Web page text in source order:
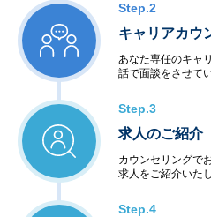
Step.2
キャリアカウ
あなた専任のキャ
話で面談をさせて
Step.3
求人のご紹介
カウンセリングで
求人をご紹介いた
Step.4